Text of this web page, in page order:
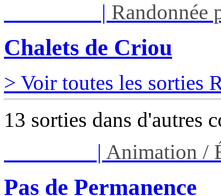
| Randonnée
Chalets de Criou
> Voir toutes les sorties
13 sorties dans d'autres
| Animation /
Pas de Permanence